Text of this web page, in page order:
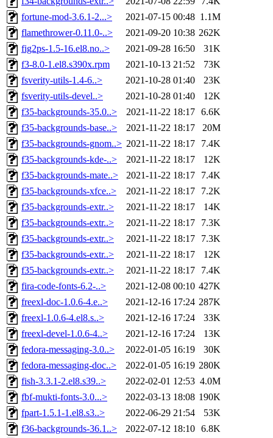
fortune-mod-3.6.1-2...>
2021-07-15 00:48 1.1M
flamethrower-0.11.0-..>
2021-09-20 10:38 262K
fig2ps-1.5-16.el8.no..>
2021-09-28 16:50
31K
f3-8.0-1.el8.s390x.rpm
2021-10-13 21:52
73K
fsverity-utils-1.4-6..>
2021-10-28 01:40
23K
fsverity-utils-devel..>
2021-10-28 01:40
12K
f35-backgrounds-35.0..>
2021-11-22 18:17 6.6K
f35-backgrounds-base..>
2021-11-22 18:17
20M
f35-backgrounds-gnom..> 2021-11-22 18:17
7.4K
f35-backgrounds-kde-..>
2021-11-22 18:17
12K
f35-backgrounds-mate..>
2021-11-22 18:17
7.4K
f35-backgrounds-xfce..>
2021-11-22 18:17
7.2K
f35-backgrounds-extr..>
2021-11-22 18:17
14K
f35-backgrounds-extr..>
2021-11-22 18:17
7.3K
f35-backgrounds-extr..>
2021-11-22 18:17
7.3K
f35-backgrounds-extr..>
2021-11-22 18:17
12K
f35-backgrounds-extr..>
2021-11-22 18:17
7.4K
fira-code-fonts-6.2-..>
2021-12-08 00:10 427K
freexl-doc-1.0.6-4.e..>
2021-12-16 17:24 287K
freexl-1.0.6-4.el8.s..>
2021-12-16 17:24
33K
freexl-devel-1.0.6-4..>
2021-12-16 17:24
13K
fedora-messaging-3.0..>
2022-01-05 16:19
30K
fedora-messaging-doc..>
2022-01-05 16:19 280K
fish-3.3.1-2.el8.s39..>
2022-02-01 12:53 4.0M
fbf-mukti-fonts-3.0...>
2022-03-13 18:08 190K
fpart-1.5.1-1.el8.s3..>
2022-06-29 21:54
53K
f36-backgrounds-36.1..>
2022-07-12 18:10 6.8K